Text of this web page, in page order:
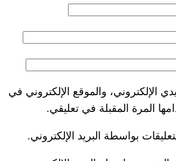
الإلكتروني في
في تعليقي.
الإلكتروني.